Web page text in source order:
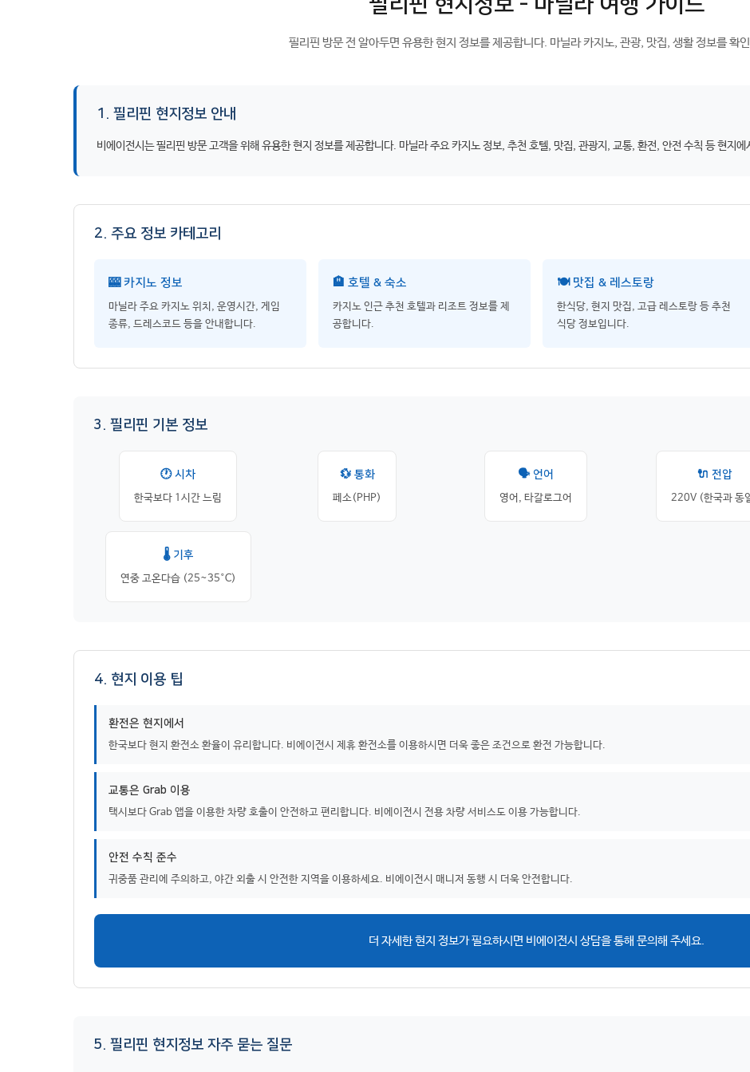
필리핀 방문 전 알아두면 유용한 현지 정보를 제공합니다. 마닐라 카지노, 관광, 맛집, 생활 정보를 확
1. 필리핀 현지정보 안내
비에이전시는 필리핀 방문 고객을 위해 유용한 현지 정보를 제공합니다. 마닐라 주요 카지노 정보, 추천 호텔, 맛집, 관광지, 교통, 환전, 안전 수칙 등 현지
2. 주요 정보 카테고리
🎰 카지노 정보
마닐라 주요 카지노 위치, 운영시간, 게임
종류, 드레스코드 등을 안내합니다.
🏨 호텔 & 숙소
카지노 인근 추천 호텔과 리조트 정보를 제
공합니다.
🍽️ 맛집 & 레스토랑
한식당, 현지 맛집, 고급 레스토랑 등 추천
식당 정보입니다.
3. 필리핀 기본 정보
🕐 시차
한국보다 1시간 느림
💱 통화
페소(PHP)
🗣️ 언어
영어, 타갈로그어
🔌 전압
220V (한국과 동
🌡️ 기후
연중 고온다습 (25~35°C)
4. 현지 이용 팁
환전은 현지에서
한국보다 현지 환전소 환율이 유리합니다. 비에이전시 제휴 환전소를 이용하시면 더욱 좋은 조건으로 환전 가능합니다.
교통은 Grab 이용
택시보다 Grab 앱을 이용한 차량 호출이 안전하고 편리합니다. 비에이전시 전용 차량 서비스도 이용 가능합니다.
안전 수칙 준수
귀중품 관리에 주의하고, 야간 외출 시 안전한 지역을 이용하세요. 비에이전시 매니저 동행 시 더욱 안전합니다.
더 자세한 현지 정보가 필요하시면 비에이전시 상담을 통해 문의해 주세요.
5. 필리핀 현지정보 자주 묻는 질문